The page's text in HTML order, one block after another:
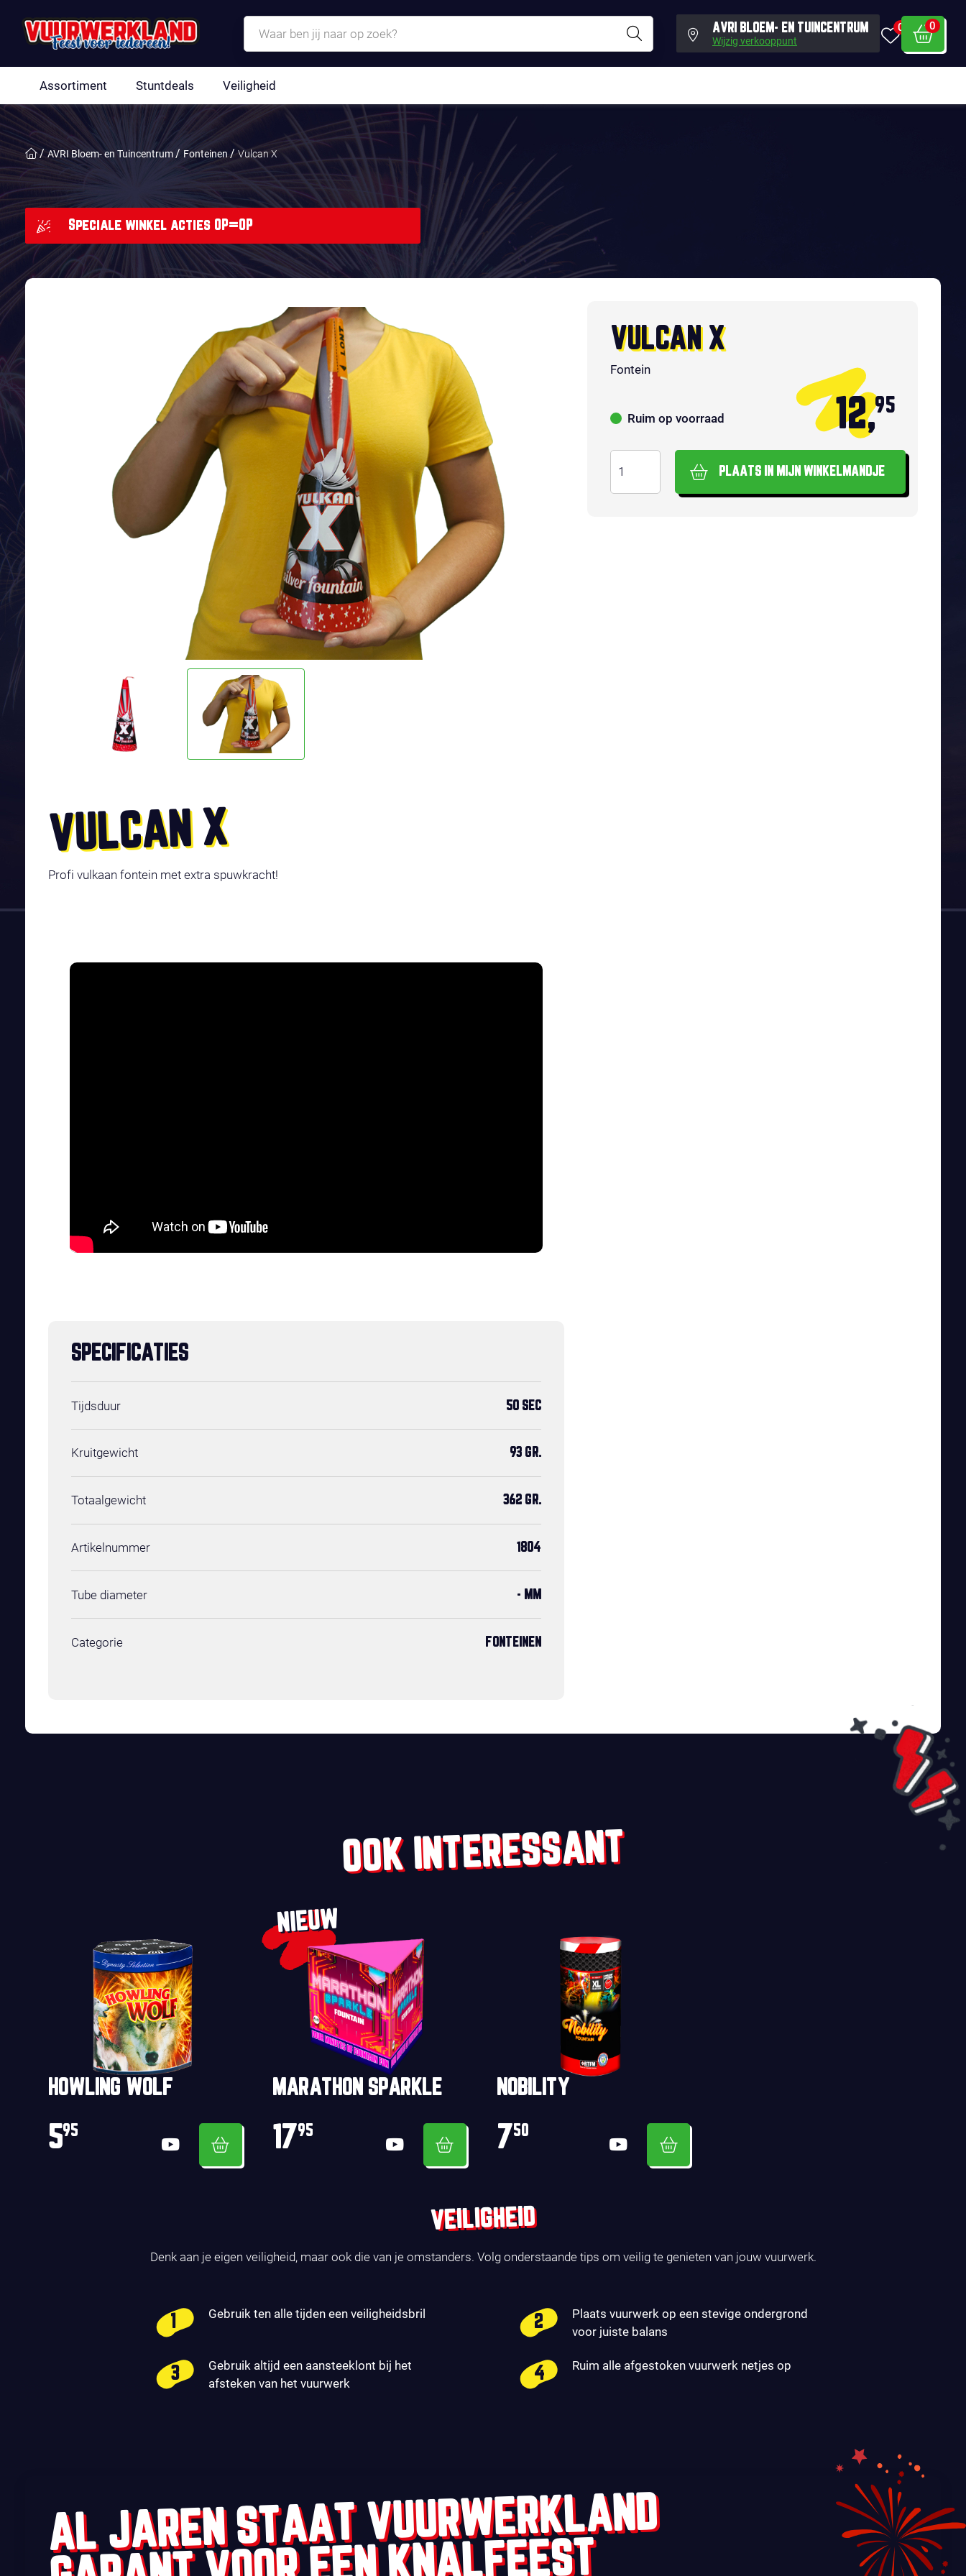
AVRI BLOEM- EN TUINCENTRUM
Wijzig verkooppunt
0 0
Assortiment Stuntdeals Veiligheid
AVRI Bloem- en Tuincentrum Fonteinen Vulcan X
Speciale winkel acties OP=OP
VULCAN X
Profi vulkaan fontein met extra spuwkracht!
VULCAN X
Fontein
Ruim op voorraad 12,95
PLAATS IN MIJN WINKELMANDJE
SPECIFICATIES
Tijdsduur 50 SEC
Kruitgewicht 93 GR.
Totaalgewicht 362 GR.
Artikelnummer 1804
Tube diameter - MM
Categorie FONTEINEN
OOK INTERESSANT
HOWLING WOLF
595
NIEUW
MARATHON SPARKLE
1795
NOBILITY
750
VEILIGHEID
Denk aan je eigen veiligheid, maar ook die van je omstanders. Volg onderstaande tips om veilig te genieten van jouw vuurwerk.
Gebruik ten alle tijden een veiligheidsbril
Plaats vuurwerk op een stevige ondergrond
voor juiste balans
Gebruik altijd een aansteeklont bij het
afsteken van het vuurwerk
Ruim alle afgestoken vuurwerk netjes op
AL JAREN STAAT VUURWERKLAND